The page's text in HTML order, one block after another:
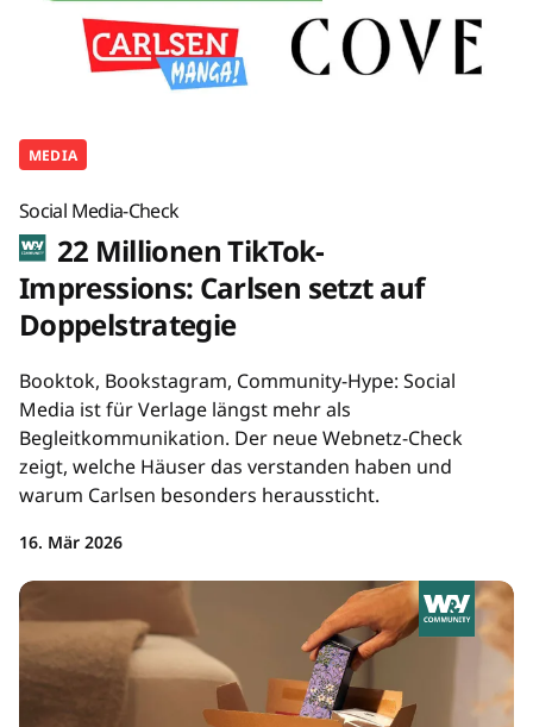
MEDIA
Social Media-Check
22 Millionen TikTok-
Impressions: Carlsen setzt auf
Doppelstrategie
Booktok, Bookstagram, Community-Hype: Social
Media ist für Verlage längst mehr als
Begleitkommunikation. Der neue Webnetz-Check
zeigt, welche Häuser das verstanden haben und
warum Carlsen besonders heraussticht.
16. Mär 2026